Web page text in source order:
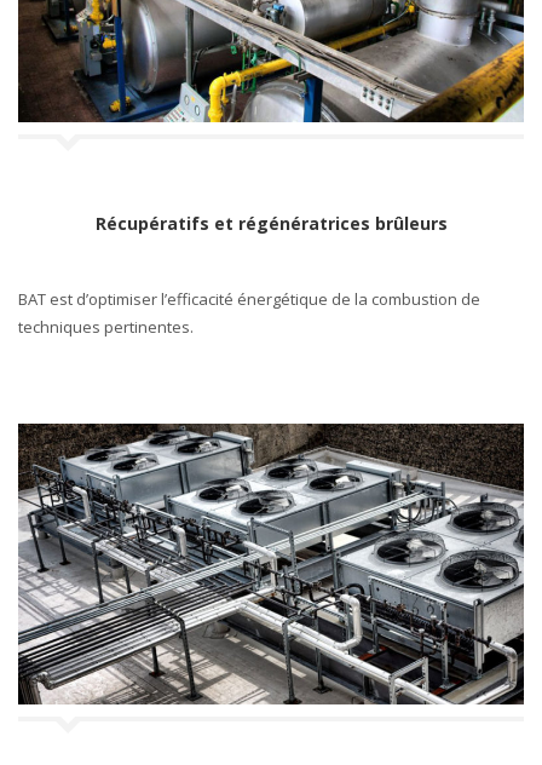
Récupératifs et régénératrices brûleurs
BAT est d’optimiser l’efficacité énergétique de la combustion de
techniques pertinentes.